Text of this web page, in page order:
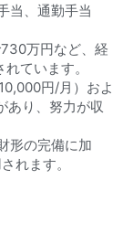
当、通勤手当
万円など、経
ています。
円/月）およ
あり、努力が収
形の完備に加
れます。